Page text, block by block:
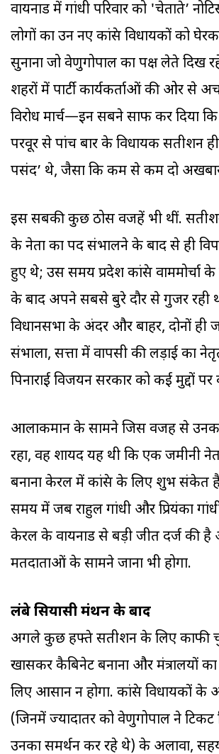
वायनाड में गांधी परिवार को 'चेताते’
लोगों का उन नए कांग्रेस विधायकों को
सुनाना जो वेणुगोपाल का पक्ष लेते
शहरों में पार्टी कार्यकर्ताओं की ओर से
विरोध मार्च—इन सबने साफ कर दिया
परवूर से पांच बार के विधायक सतीशन
पसंद’ थे, जैसा कि कम से कम दो
इस सबकी कुछ ठोस वजहें भी थीं.
के नेता का पद संभालने के बाद से ही
हुए थे; उस समय प्रदेश कांग्रेस वाममोर्चा के
के बाद अपने सबसे बुरे दौर से गुजर रही
विधानसभा के अंदर और बाहर, दोनों ही
संभाला, सत्ता में वापसी की लड़ाई का
पिनाराई विजयन सरकार को कई मुद्दों पर
आलाकमान के सामने जिस वजह से उनका
रहा, वह शायद यह थी कि एक जमीनी
बनाना केरल में कांग्रेस के लिए शुभ संकेत
समय में जब राहुल गांधी और प्रियंका गांधी
केरल के वायनाड से बड़ी जीत दर्ज की है
मतदाताओं के सामने जाना भी होगा.
लंबे सियासी मंथन के बाद
अगले कुछ हफ्ते सतीशन के लिए काफी
खासकर कैबिनेट बनाना और मंत्रालयों
लिए आसान न होगा. कांग्रेस विधायकों
(जिनमें ज्यादातर को वेणुगोपाल ने टिकट
उनका समर्थन कर रहे थे) के अलावा,